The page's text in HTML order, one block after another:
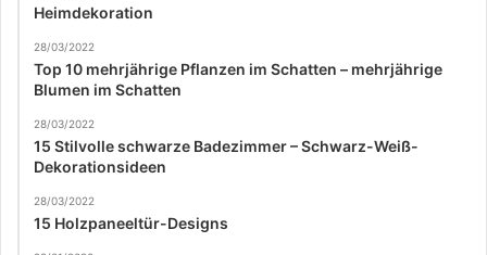
Heimdekoration
28/03/2022
Top 10 mehrjährige Pflanzen im Schatten – mehrjährige
Blumen im Schatten
28/03/2022
15 Stilvolle schwarze Badezimmer – Schwarz-Weiß-
Dekorationsideen
28/03/2022
15 Holzpaneeltür-Designs